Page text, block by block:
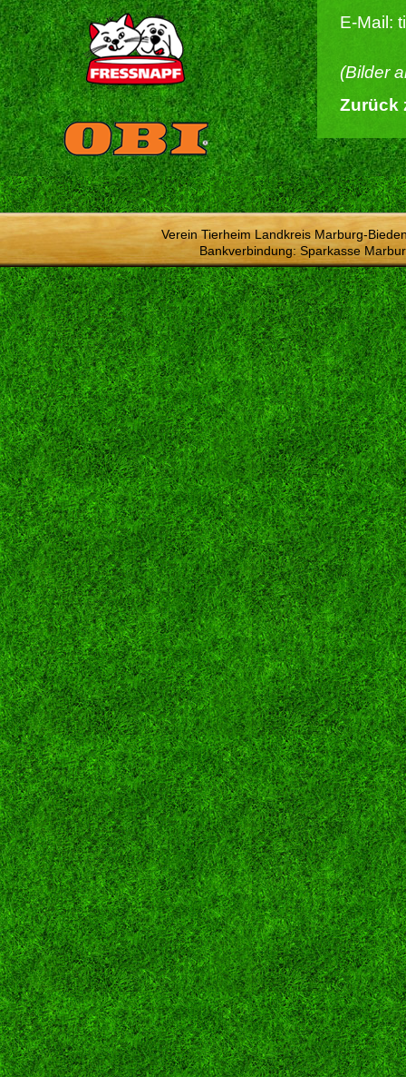
E-Mail:
(Bilder
Zurück
Verein Tierheim Landkreis Marburg-
Bankverbindung: Sparkasse